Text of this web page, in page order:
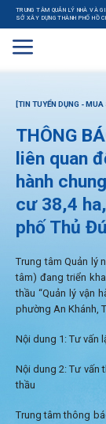
TRUNG TÂM QUẢN LÝ NHÀ VÀ
SỞ XÂY DỰNG THÀNH PHỐ HỒ
[TIN TUYỂN DỤNG - MUA
THÔNG
liên quan
hành
cư 38,4
phố Thủ
Trung tâm Quản lý
tâm) đang triển
thầu “Quản lý vận
phường An Khánh,
Nội dung 1: Tư vấn
Nội dung 2: Tư vấn
thầu
Trung tâm thông